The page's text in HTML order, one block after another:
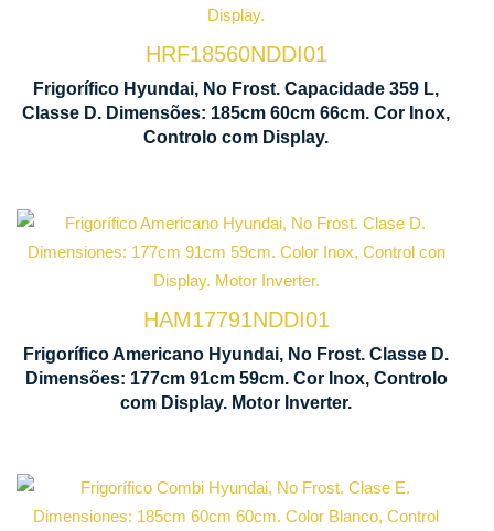
HRF18560NDDI01
Frigorífico Hyundai, No Frost. Capacidade 359 L,
Classe D. Dimensões: 185cm 60cm 66cm. Cor Inox,
Controlo com Display.
No Frost
Ventilação
Multi Air
Flow
HAM17791NDDI01
Frigorífico Americano Hyundai, No Frost. Classe D.
Dimensões: 177cm 91cm 59cm. Cor Inox, Controlo
com Display. Motor Inverter.
Tecnologia
Motor
Inverter
Tecnologia